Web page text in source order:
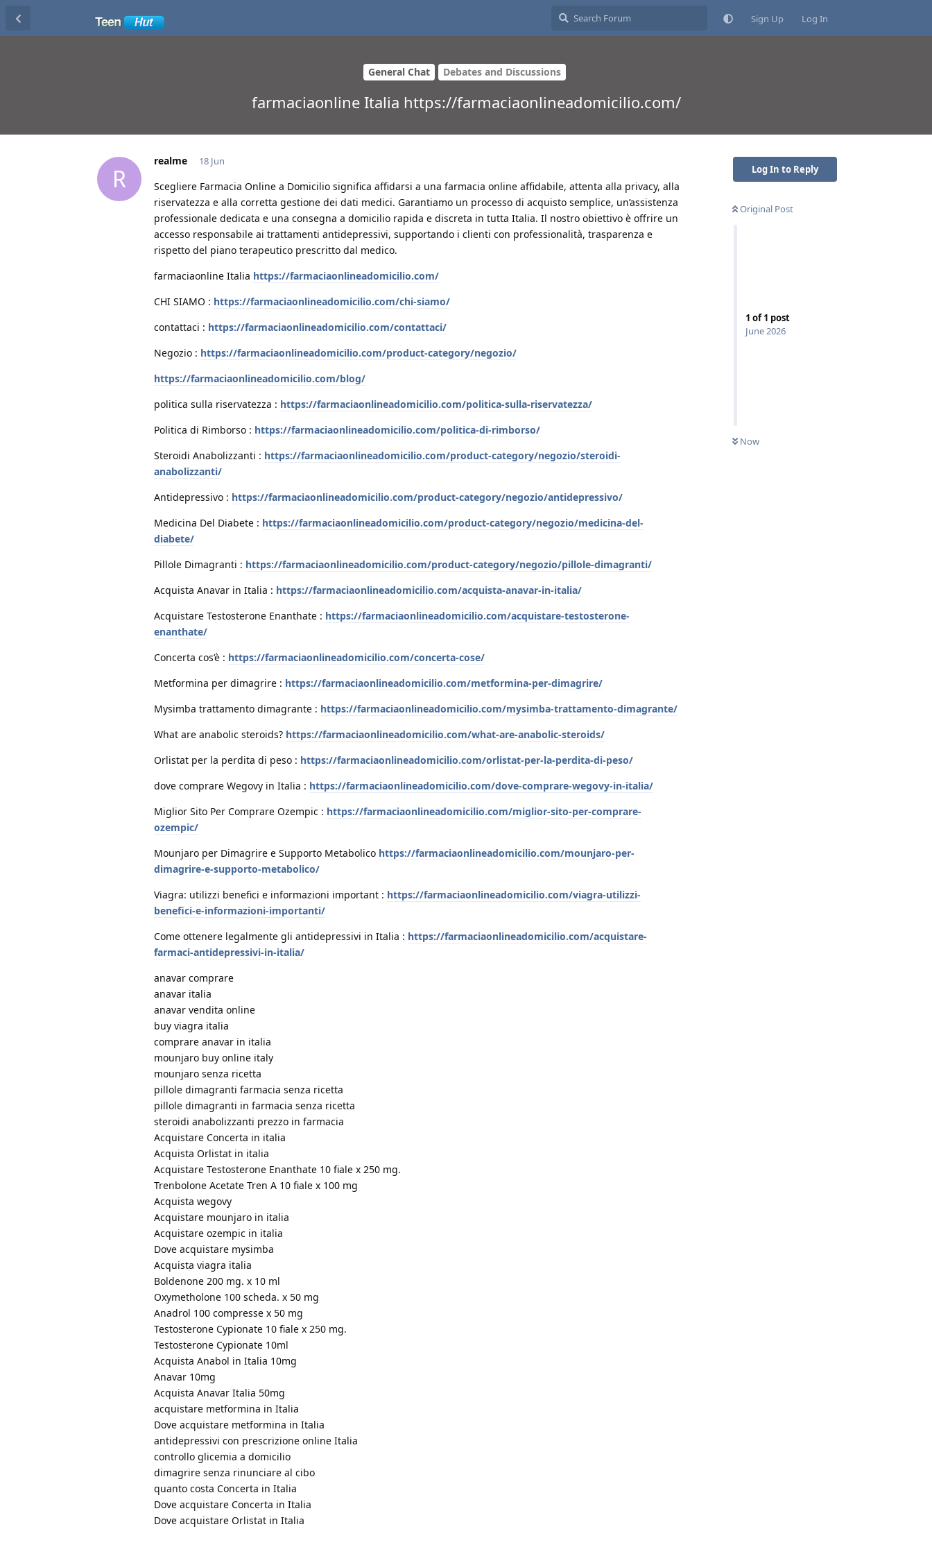
Sign Up Log In
General Chat Debates and Discussions
farmaciaonline Italia https://farmaciaonlineadomicilio.com/
Log In to Reply
Original Post
1 of1 post
June 2026
Now
R
realme 18 Jun
Scegliere Farmacia Online a Domicilio significa affidarsi a una farmacia online affidabile, attenta alla privacy, alla
riservatezza e alla corretta gestione dei dati medici. Garantiamo un processo di acquisto semplice, un’assistenza
professionale dedicata e una consegna a domicilio rapida e discreta in tutta Italia. Il nostro obiettivo è offrire un
accesso responsabile ai trattamenti antidepressivi, supportando i clienti con professionalità, trasparenza e
rispetto del piano terapeutico prescritto dal medico.
farmaciaonline Italia https://farmaciaonlineadomicilio.com/
CHI SIAMO : https://farmaciaonlineadomicilio.com/chi-siamo/
contattaci : https://farmaciaonlineadomicilio.com/contattaci/
Negozio : https://farmaciaonlineadomicilio.com/product-category/negozio/
https://farmaciaonlineadomicilio.com/blog/
politica sulla riservatezza : https://farmaciaonlineadomicilio.com/politica-sulla-riservatezza/
Politica di Rimborso : https://farmaciaonlineadomicilio.com/politica-di-rimborso/
Steroidi Anabolizzanti : https://farmaciaonlineadomicilio.com/product-category/negozio/steroidi-
anabolizzanti/
Antidepressivo : https://farmaciaonlineadomicilio.com/product-category/negozio/antidepressivo/
Medicina Del Diabete : https://farmaciaonlineadomicilio.com/product-category/negozio/medicina-del-
diabete/
Pillole Dimagranti : https://farmaciaonlineadomicilio.com/product-category/negozio/pillole-dimagranti/
Acquista Anavar in Italia : https://farmaciaonlineadomicilio.com/acquista-anavar-in-italia/
Acquistare Testosterone Enanthate : https://farmaciaonlineadomicilio.com/acquistare-testosterone-
enanthate/
Concerta cos’è : https://farmaciaonlineadomicilio.com/concerta-cose/
Metformina per dimagrire : https://farmaciaonlineadomicilio.com/metformina-per-dimagrire/
Mysimba trattamento dimagrante : https://farmaciaonlineadomicilio.com/mysimba-trattamento-dimagrante/
What are anabolic steroids? https://farmaciaonlineadomicilio.com/what-are-anabolic-steroids/
Orlistat per la perdita di peso : https://farmaciaonlineadomicilio.com/orlistat-per-la-perdita-di-peso/
dove comprare Wegovy in Italia : https://farmaciaonlineadomicilio.com/dove-comprare-wegovy-in-italia/
Miglior Sito Per Comprare Ozempic : https://farmaciaonlineadomicilio.com/miglior-sito-per-comprare-
ozempic/
Mounjaro per Dimagrire e Supporto Metabolico https://farmaciaonlineadomicilio.com/mounjaro-per-
dimagrire-e-supporto-metabolico/
Viagra: utilizzi benefici e informazioni important : https://farmaciaonlineadomicilio.com/viagra-utilizzi-
benefici-e-informazioni-importanti/
Come ottenere legalmente gli antidepressivi in ​​Italia : https://farmaciaonlineadomicilio.com/acquistare-
farmaci-antidepressivi-in-italia/
anavar comprare
anavar italia
anavar vendita online
buy viagra italia
comprare anavar in italia
mounjaro buy online italy
mounjaro senza ricetta
pillole dimagranti farmacia senza ricetta
pillole dimagranti in farmacia senza ricetta
steroidi anabolizzanti prezzo in farmacia
Acquistare Concerta in italia
Acquista Orlistat in italia
Acquistare Testosterone Enanthate 10 fiale x 250 mg.
Trenbolone Acetate Tren A 10 fiale x 100 mg
Acquista wegovy
Acquistare mounjaro in italia
Acquistare ozempic in italia
Dove acquistare mysimba
Acquista viagra italia
Boldenone 200 mg. х 10 ml
Oxymetholone 100 scheda. x 50 mg
Anadrol 100 compresse x 50 mg
Testosterone Cypionate 10 fiale x 250 mg.
Testosterone Cypionate 10ml
Acquista Anabol in Italia 10mg
Anavar 10mg
Acquista Anavar Italia 50mg
acquistare metformina in Italia
Dove acquistare metformina in Italia
antidepressivi con prescrizione online Italia
controllo glicemia a domicilio
dimagrire senza rinunciare al cibo
quanto costa Concerta in Italia
Dove acquistare Concerta in Italia
Dove acquistare Orlistat in Italia